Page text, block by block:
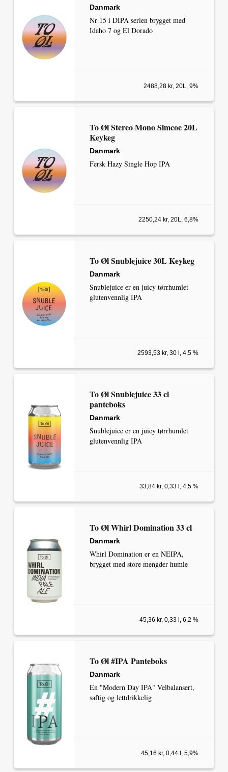
Danmark
Nr 15 i DIPA serien brygget med
Idaho 7 og El Dorado
2488,28 kr, 20L, 9%
To Øl Stereo Mono Simcoe 20L
Keykeg
Danmark
Fersk Hazy Single Hop IPA
2250,24 kr, 20L, 6,8%
To Øl Snublejuice 30L Keykeg
Danmark
Snublejuice er en juicy tørrhumlet
glutenvennlig IPA
2593,53 kr, 30 l, 4,5 %
To Øl Snublejuice 33 cl
panteboks
Danmark
Snublejuice er en juicy tørrhumlet
glutenvennlig IPA
33,84 kr, 0,33 l, 4,5 %
To Øl Whirl Domination 33 cl
Danmark
Whirl Domination er en NEIPA,
brygget med store mengder humle
45,36 kr, 0,33 l, 6,2 %
To Øl #IPA Panteboks
Danmark
En "Modern Day IPA" Velbalansert,
saftig og lettdrikkelig
45,16 kr, 0,44 l, 5,9%